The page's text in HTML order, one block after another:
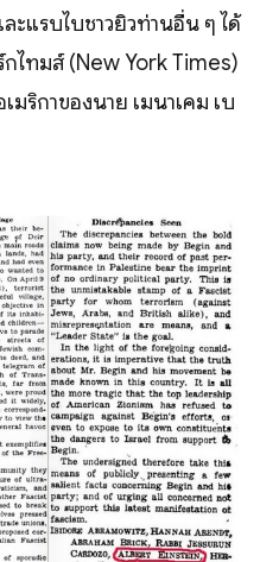
แรบไบชาวยิวท่านอื่น ๆ ได้
ไทมส์ (New York Times)
มริกาของนาย เมนาเคม เบ